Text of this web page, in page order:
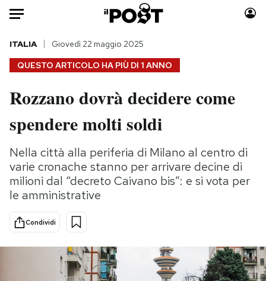
Auto
HOME
Italia
Politica
Tecnologia
Internet
Scienza
Cultura
Economia
Moda
Consumismi
Storie/Idee
Ok Boomer!
Media
QUESTO ARTICOLO HA PIÙ DI 1 ANNO
ITALIA Giovedì 22 maggio 2025
Rozzano dovrà decidere come
spendere molti soldi
Nella città alla periferia di Milano al centro di
varie cronache stanno per arrivare decine di
milioni dal “decreto Caivano bis”: e si vota per
le amministrative
Condividi